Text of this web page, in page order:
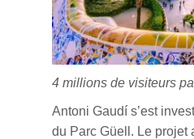
4 millions de visiteurs
Antoni Gaudí s’est
du Parc Güell. Le projet